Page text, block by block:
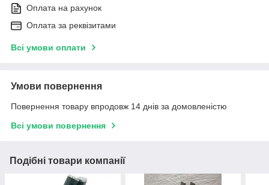
Оплата на рахунок
Оплата за реквізитами
Всі умови оплати
Умови повернення
Повернення товару впродовж 14 днів за домовленістю
Всі умови повернення
Подібні товари компанії